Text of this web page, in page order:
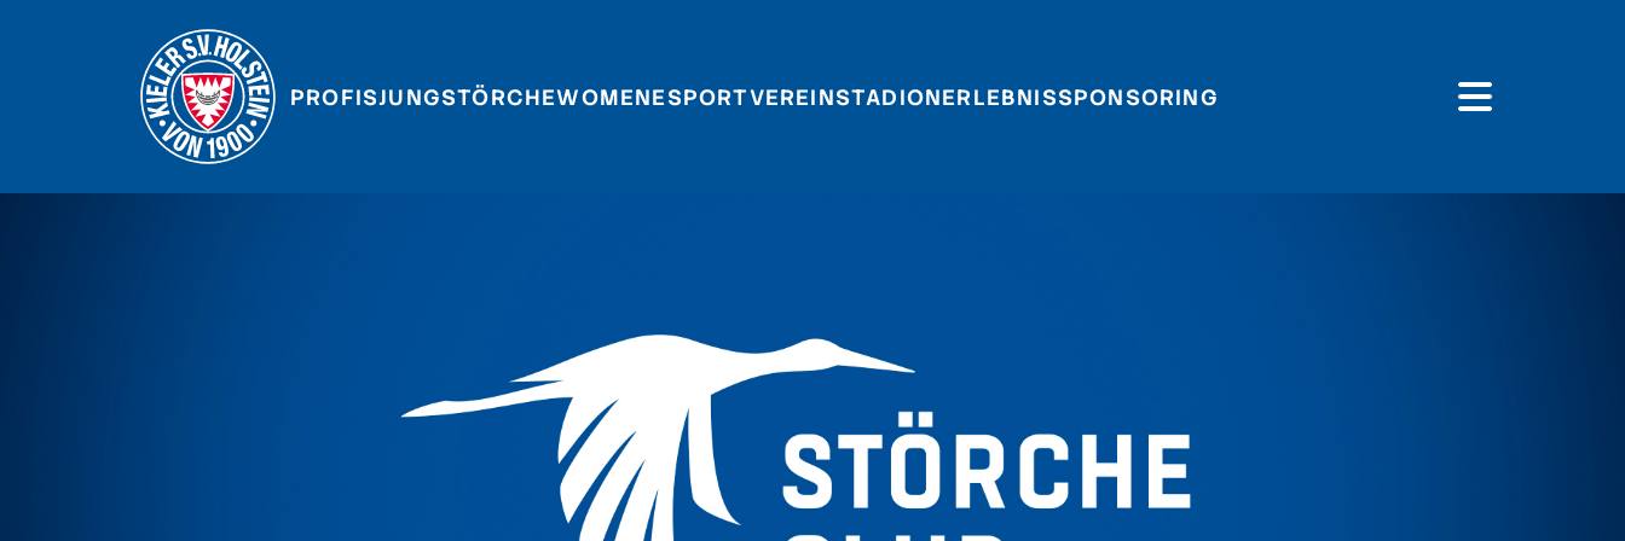
PROFISJUNGSTÖRCHEWOMENESPORTVEREINSTADIONERLEBNISSPONSORING